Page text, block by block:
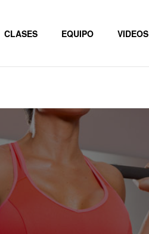
CLASES EQUIPO VIDEOS